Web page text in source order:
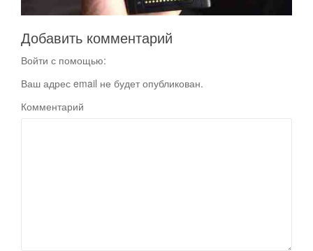
Добавить комментарий
Войти с помощью:
Ваш адрес email не будет опубликован.
Комментарий